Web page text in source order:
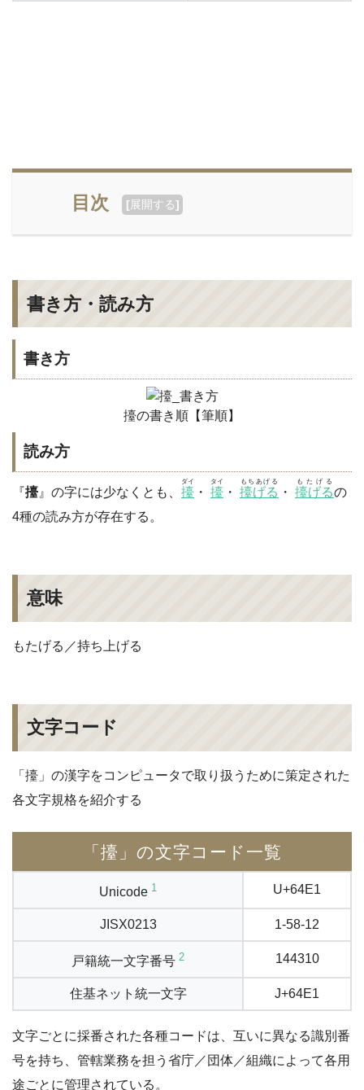
目次 [展開する]
書き方・読み方
書き方
擡の書き順【筆順】
読み方
『擡 』の字には少なくとも、 擡
ダイ
・ 擡
タイ
・ 擡げる
もちあげる
・ 擡げる
もたげる
の
4種の読み方が存在する。
意味
もたげる／持ち上げる
文字コード
「擡」の漢字をコンピュータで取り扱うために策定された
各文字規格を紹介する
「擡」の文字コード一覧
Unicode 1 U+64E1
JISX0213 1-58-12
戸籍統一文字番号 2 144310
住基ネット統一文字 J+64E1
文字ごとに採番された各種コードは、互いに異なる識別番
号を持ち、管轄業務を担う省庁／団体／組織によって各用
途ごとに管理されている。